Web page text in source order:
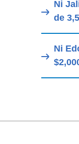
Ni
de
Ni